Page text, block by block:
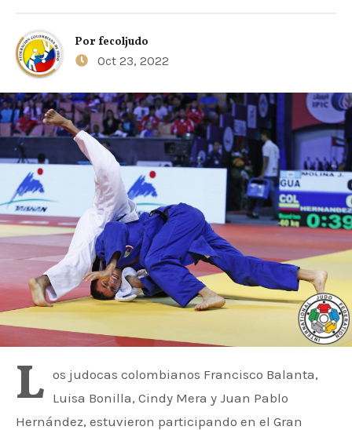
Por fecoljudo
Oct 23, 2022
L os judocas colombianos Francisco Balanta,
Luisa Bonilla, Cindy Mera y Juan Pablo
Hernández, estuvieron participando en el Gran